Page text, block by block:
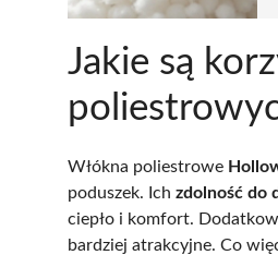
Jakie są
Włókna poliestrowe
poduszek. Ich zdolność do
ciepło i komfort.
bardziej atrakcyjne. Co